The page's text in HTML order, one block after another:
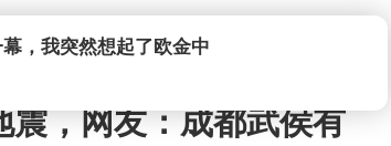
，网友：成都武侯有